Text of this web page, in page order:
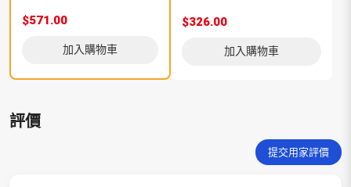
$571.00
加入購物車
$326.00
加入購物車
評價
提交用家評價